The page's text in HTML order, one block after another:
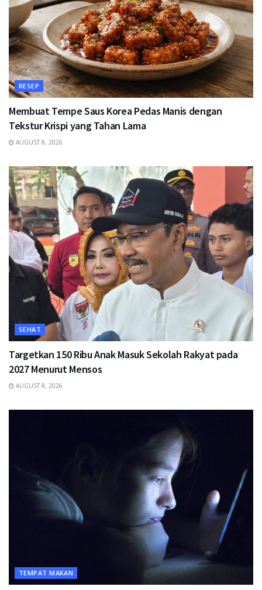
RESEP
Membuat Tempe Saus Korea Pedas Manis dengan
Tekstur Krispi yang Tahan Lama
AUGUST 8, 2026
SEHAT
Targetkan 150 Ribu Anak Masuk Sekolah Rakyat pada
2027 Menurut Mensos
AUGUST 8, 2026
TEMPAT MAKAN